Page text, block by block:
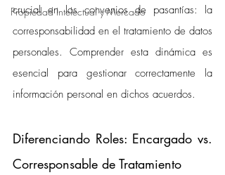
Propiedad Intelectual y Mercado
crucial en los convenios de pasantías: la
corresponsabilidad en el tratamiento de datos
personales. Comprender esta dinámica es
esencial para gestionar correctamente la
información personal en dichos acuerdos.
Diferenciando Roles: Encargado vs.
Corresponsable de Tratamiento